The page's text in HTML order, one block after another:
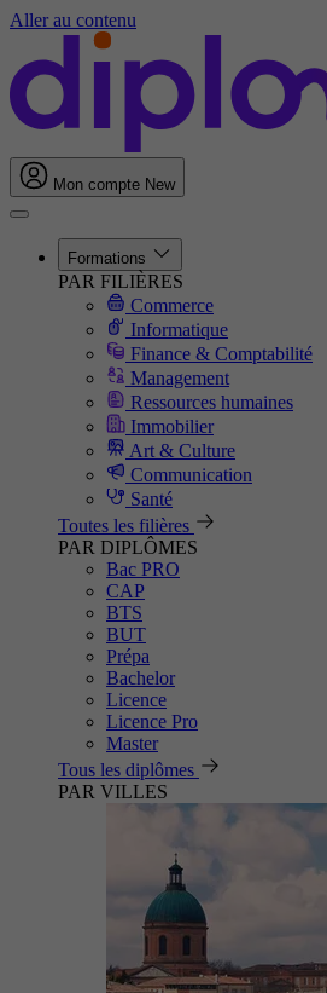
Aller au contenu
Mon compte New
Formations
PAR FILIÈRES
Commerce
Informatique
Finance & Comptabilité
Management
Ressources humaines
Immobilier
Art & Culture
Communication
Santé
Toutes les filières
PAR DIPLÔMES
Bac PRO
CAP
BTS
BUT
Prépa
Bachelor
Licence
Licence Pro
Master
Tous les diplômes
PAR VILLES